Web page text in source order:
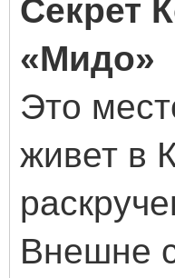
Секрет
«Мидо»
Это
живет в
Внешне